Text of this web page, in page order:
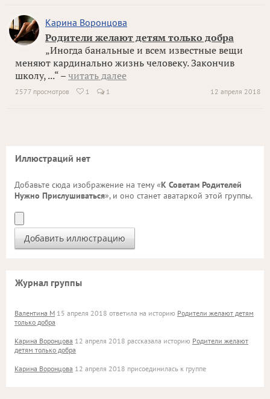
Карина Воронцова
Родители желают детям только добра
„Иногда банальные и всем известные вещи
меняют кардинально жизнь человеку. Закончив
школу, ...“ – читать далее
12 апреля 2018
2577 просмотров  1 1
Иллюстраций нет
Добавьте сюда изображение на тему «К Советам Родителей
Нужно Прислушиваться», и оно станет аватаркой этой группы.
Журнал группы
Валентина М 15 апреля 2018 ответила на историю Родители желают детям
только добра
Карина Воронцова 12 апреля 2018 рассказала историю Родители желают
детям только добра
Карина Воронцова 12 апреля 2018 присоединилась к группе